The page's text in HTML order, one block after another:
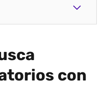
con